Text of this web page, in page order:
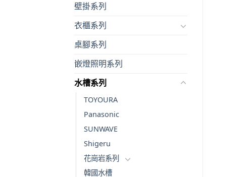
壁掛系列
衣櫃系列
桌腳系列
嵌燈照明系列
水槽系列
TOYOURA
Panasonic
SUNWAVE
Shigeru
花崗岩系列
韓國水槽